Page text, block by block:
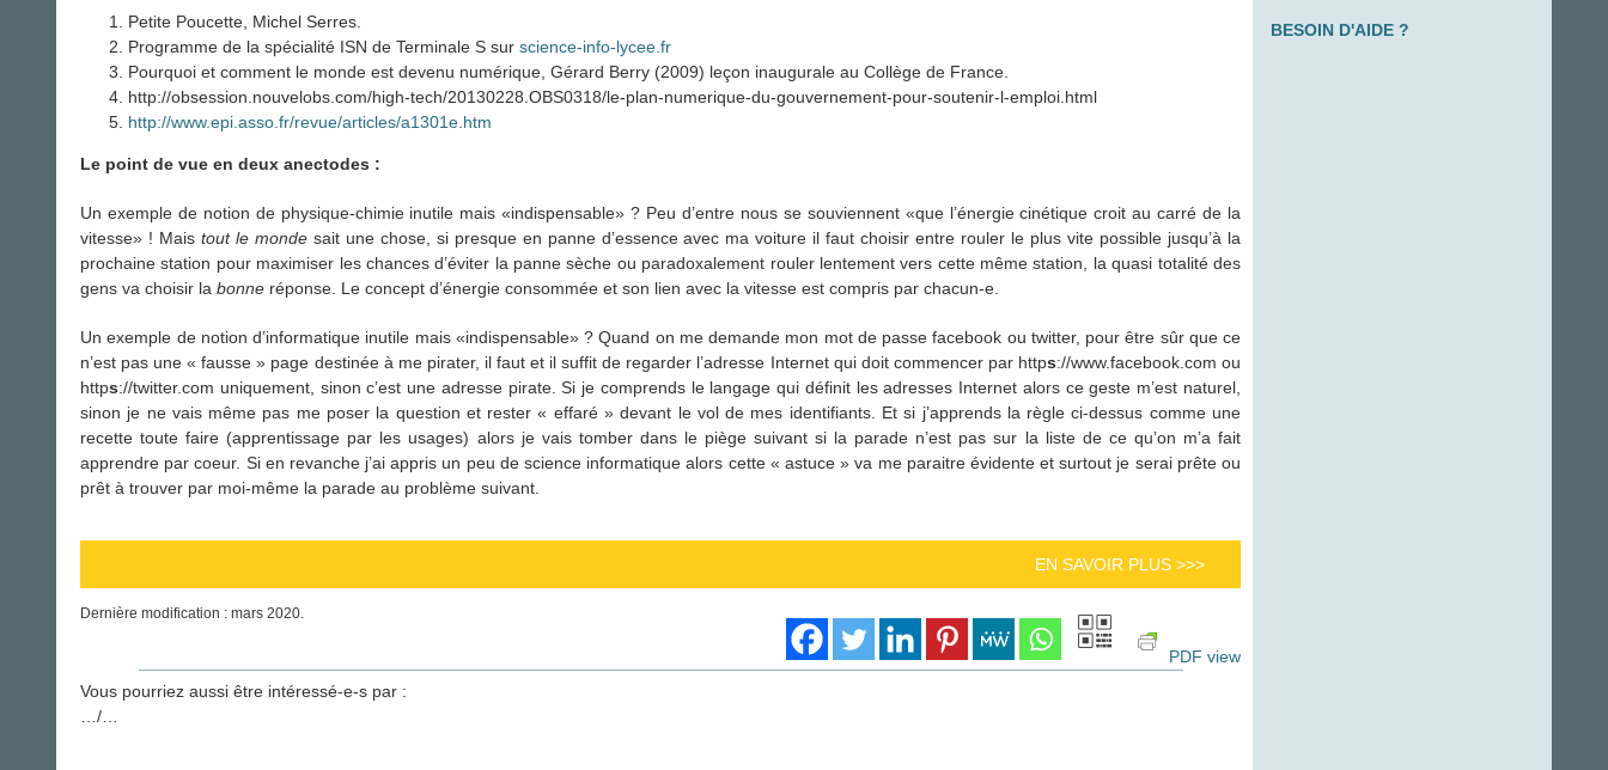
Petite Poucette, Michel Serres.
Programme de la spécialité ISN de Terminale S sur science-info-lycee.fr
Pourquoi et comment le monde est devenu numérique, Gérard Berry (2009) leçon inaugurale au Collège de France.
http://obsession.nouvelobs.com/high-tech/20130228.OBS0318/le-plan-numerique-du-gouvernement-pour-soutenir-l-emploi.html
http://www.epi.asso.fr/revue/articles/a1301e.htm
Le point de vue en deux anectodes :
Un exemple de notion de physique-chimie inutile mais «indispensable» ? Peu d’entre nous se souviennent «que l’énergie cinétique croit au carré de la
vitesse» ! Mais tout le mondesait une chose, si presque en panne d’essence avec ma voiture il faut choisir entre rouler le plus vite possible jusqu’à la
prochaine station pour maximiser les chances d’éviter la panne sèche ou paradoxalement rouler lentement vers cette même station, la quasi totalité des
gens va choisir la bonne réponse. Le concept d’énergie consommée et son lien avec la vitesse est compris par chacun-e.
Un exemple de notion d’informatique inutile mais «indispensable» ? Quand on me demande mon mot de passe facebook ou twitter, pour être sûr que ce
n’est pas une « fausse » page destinée à me pirater, il faut et il suffit de regarder l’adresse Internet qui doit commencer par https://www.facebook.com ou
https://twitter.com uniquement, sinon c’est une adresse pirate. Si je comprends le langage qui définit les adresses Internet alors ce geste m’est naturel,
sinon je ne vais même pas me poser la question et rester « effaré » devant le vol de mes identifiants. Et si j’apprends la règle ci-dessus comme une
recette toute faire (apprentissage par les usages) alors je vais tomber dans le piège suivant si la parade n’est pas sur la liste de ce qu’on m’a fait
apprendre par coeur. Si en revanche j’ai appris un peu de science informatique alors cette « astuce » va me paraitre évidente et surtout je serai prête ou
prêt à trouver par moi-même la parade au problème suivant.
EN SAVOIR PLUS >>>
Dernière modification : mars 2020.
PDF view
Vous pourriez aussi être intéressé-e-s par :
…/…
BESOIN D'AIDE ?